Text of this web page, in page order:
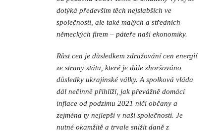
dotýká především těch nejslabších ve
společnosti, ale také malých a středních
německých firem – páteře naší ekonomiky.
Růst cen je důsledkem zdražování cen energií
ze strany státu, které je dále zhoršováno
důsledky ukrajinské války. A spolková vláda
dál nečinně přihlíží, jak převážně domácí
inflace od podzimu 2021 ničí občany a
zejména ty nejlepší v naší společnosti. Je
nutné okamžitě a trvale snížit daně z